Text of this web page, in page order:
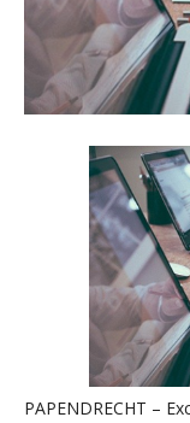
PAPENDRECHT –